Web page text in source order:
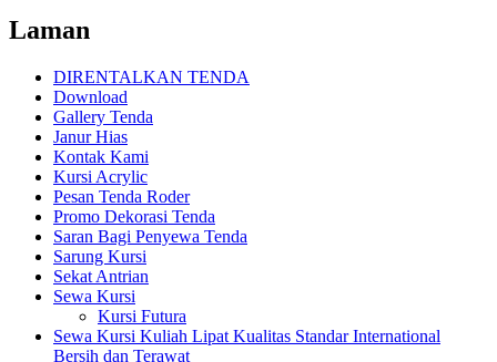
Laman
DIRENTALKAN TENDA
Download
Gallery Tenda
Janur Hias
Kontak Kami
Kursi Acrylic
Pesan Tenda Roder
Promo Dekorasi Tenda
Saran Bagi Penyewa Tenda
Sarung Kursi
Sekat Antrian
Sewa Kursi
Kursi Futura
Sewa Kursi Kuliah Lipat Kualitas Standar International
Bersih dan Terawat